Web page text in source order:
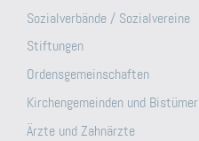
Sozialverbände / Sozialvereine
Stiftungen
Ordensgemeinschaften
Kirchengemeinden und Bistümer
Ärzte und Zahnärzte